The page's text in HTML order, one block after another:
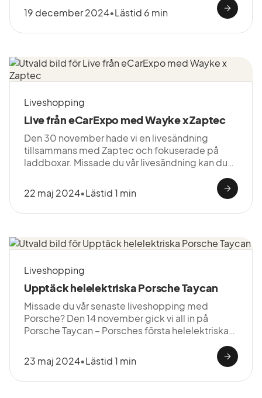
en omfattande uppdatering av design, teknik
och prestanda.
19 december 2024•Lästid 6 min
Liveshopping
Live från eCarExpo med Wayke x Zaptec
Den 30 november hade vi en livesändning
tillsammans med Zaptec och fokuserade på
laddboxar. Missade du vår livesändning kan du
22 maj 2024•Lästid 1 min
Liveshopping
Upptäck helelektriska Porsche Taycan
Missade du vår senaste liveshopping med
Porsche? Den 14 november gick vi all in på
Porsche Taycan – Porsches första helelektriska
23 maj 2024•Lästid 1 min